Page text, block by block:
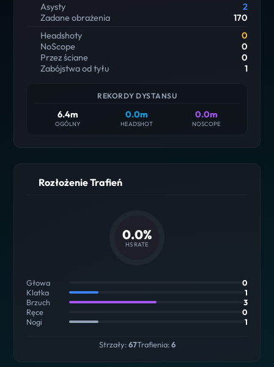
Asysty
2
Zadane obrażenia
170
Headshoty
0
NoScope
0
Przez ściane
0
Zabójstwa od tyłu
1
REKORDY DYSTANSU
6.4m
OGÓLNY
0.0m
HEADSHOT
0.0m
NOSCOPE
Rozłożenie Trafień
0.0%
HS RATE
Głowa
0
Klatka
1
Brzuch
3
Ręce
0
Nogi
1
Strzały:67Trafienia:6